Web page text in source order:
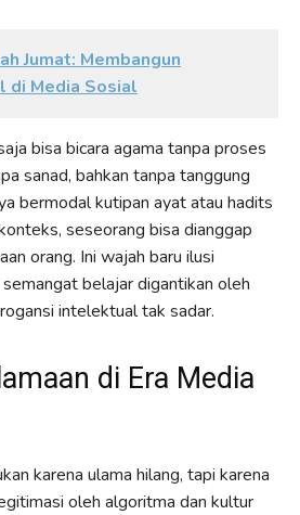
Jumat: Membangun
di Media Sosial
bisa bicara agama tanpa proses
sanad, bahkan tanpa tanggung
bermodal kutipan ayat atau hadits
seseorang bisa dianggap
orang. Ini wajah baru ilusi
belajar digantikan oleh
intelektual tak sadar.
di Era Media
karena ulama hilang, tapi karena
oleh algoritma dan kultur